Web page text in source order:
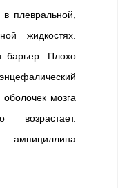
в плевральной,
жидкостях.
барьер. Плохо
мозга
возрастает.